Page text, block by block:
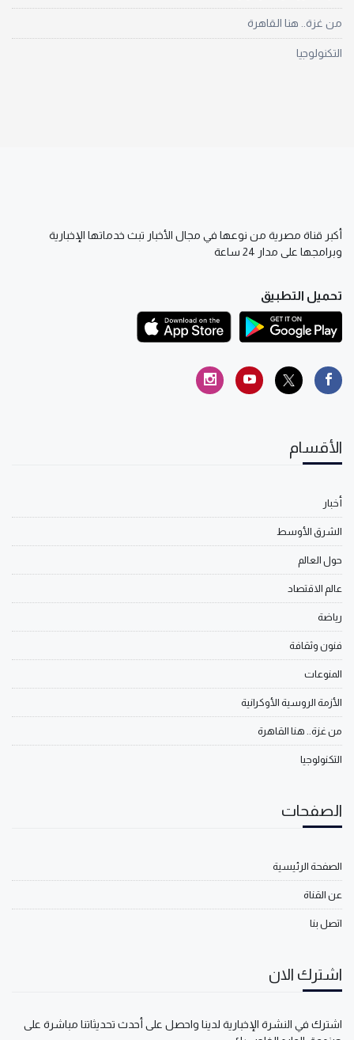
من غزة.. هنا القاهرة
التكنولوجيا
أكبر قناة مصرية من نوعها في مجال الأخبار تبث خدماتها الإخبارية
وبرامجها على مدار 24 ساعة
تحميل التطبيق
الأقسام
أخبار
الشرق الأوسط
حول العالم
عالم الاقتصاد
رياضة
فنون وثقافة
المنوعات
الأزمة الروسية الأوكرانية
من غزة.. هنا القاهرة
التكنولوجيا
الصفحات
الصفحة الرئيسية
عن القناة
اتصل بنا
اشترك الان
اشترك في النشرة الإخبارية لدينا واحصل على أحدث تحديثاتنا مباشرة على